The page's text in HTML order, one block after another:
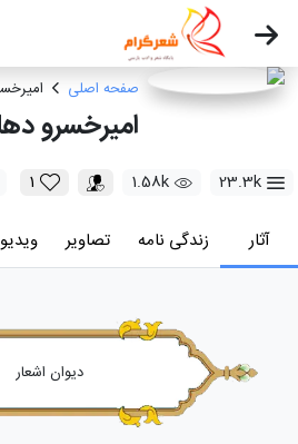
صفحه اصلی
امیرخسرو
23.3k
1.58k
1
آثار زندگی نامه تصاویر
دیوان اشعار